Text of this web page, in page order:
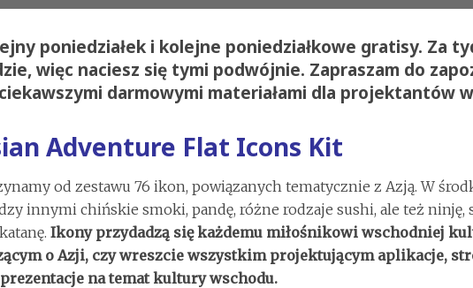
poniedziałek i kolejne poniedziałkowe gratisy. Za
więc naciesz się tymi podwójnie. Zapraszam do
darmowymi materiałami dla projektantów
Adventure Flat Icons Kit
od zestawu 76 ikon, powiązanych tematycznie z Azją. W
innymi chińskie smoki, pandę, różne rodzaje sushi, ale też ninję,
Ikony przydadzą się każdemu miłośnikowi wschodniej
o Azji, czy wreszcie wszystkim projektującym aplikacje,
na temat kultury wschodu.